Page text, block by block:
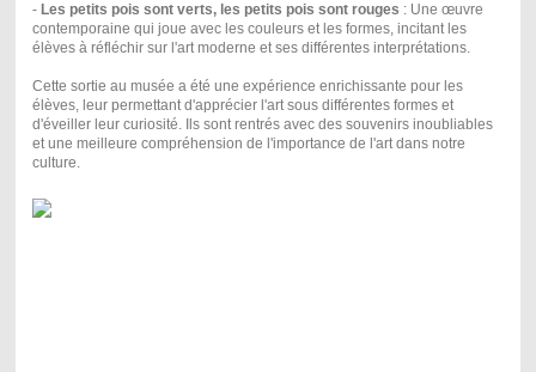
- Les petits pois sont verts, les petits pois sont rouges : Une œuvre
contemporaine qui joue avec les couleurs et les formes, incitant les
élèves à réfléchir sur l'art moderne et ses différentes interprétations.
Cette sortie au musée a été une expérience enrichissante pour les
élèves, leur permettant d'apprécier l'art sous différentes formes et
d'éveiller leur curiosité. Ils sont rentrés avec des souvenirs inoubliables
et une meilleure compréhension de l'importance de l'art dans notre
culture.